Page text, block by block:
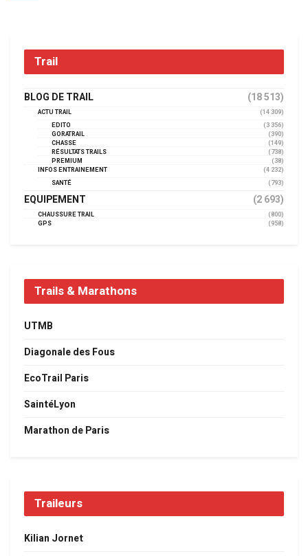
Trail
BLOG DE TRAIL (18 513)
ACTU TRAIL
(14 309)
EDITO
(3 356)
GORATRAIL
(390)
CHASSE
(149)
RÉSULTATS TRAILS
(738)
PREMIUM
(38)
INFOS ENTRAINEMENT
(4 232)
SANTÉ
(793)
EQUIPEMENT (2 693)
CHAUSSURE TRAIL
(800)
GPS
(958)
Trails & Marathons
UTMB
Diagonale des Fous
EcoTrail Paris
SaintéLyon
Marathon de Paris
Traileurs
Kilian Jornet